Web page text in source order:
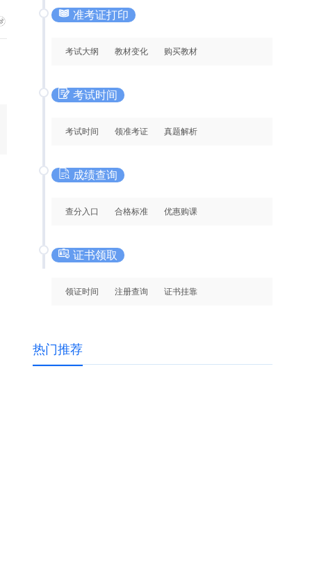
准考证打印
考试大纲 教材变化 购买教材
考试时间
考试时间 领准考证 真题解析
成绩查询
查分入口 合格标准 优惠购课
证书领取
领证时间 注册查询 证书挂靠
热门推荐